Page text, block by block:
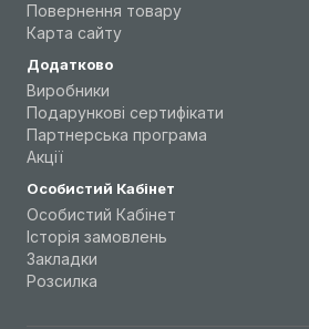
Повернення товару
Карта сайту
Додатково
Виробники
Подарункові сертифікати
Партнерська програма
Акції
Особистий Кабінет
Особистий Кабінет
Історія замовлень
Закладки
Розсилка